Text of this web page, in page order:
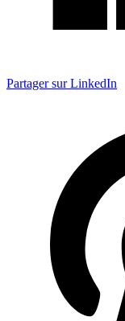
Partager sur LinkedIn